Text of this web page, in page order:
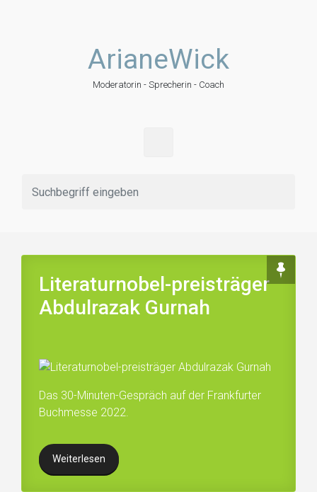
ArianeWick
Moderatorin - Sprecherin - Coach
Literaturnobel-preisträger
Abdulrazak Gurnah
Das 30-Minuten-Gespräch auf der Frankfurter
Buchmesse 2022.
Weiterlesen